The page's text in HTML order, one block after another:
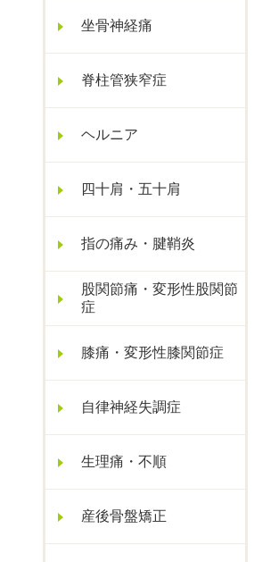
坐骨神経痛
脊柱管狭窄症
ヘルニア
四十肩・五十肩
指の痛み・腱鞘炎
股関節痛・変形性股関節
症
膝痛・変形性膝関節症
自律神経失調症
生理痛・不順
産後骨盤矯正